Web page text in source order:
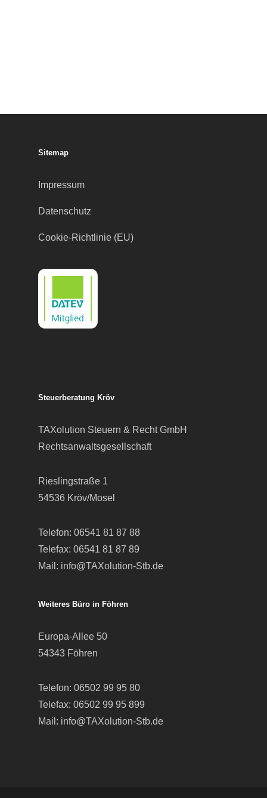
Sitemap
Impressum
Datenschutz
Cookie-Richtlinie (EU)
Steuerberatung Kröv
TAXolution Steuern & Recht GmbH
Rechtsanwaltsgesellschaft
Rieslingstraße 1
54536 Kröv/Mosel
Telefon: 06541 81 87 88
Telefax: 06541 81 87 89
Mail: info@TAXolution-Stb.de
Weiteres Büro in Föhren
Europa-Allee 50
54343 Föhren
Telefon: 06502 99 95 80
Telefax: 06502 99 95 899
Mail: info@TAXolution-Stb.de